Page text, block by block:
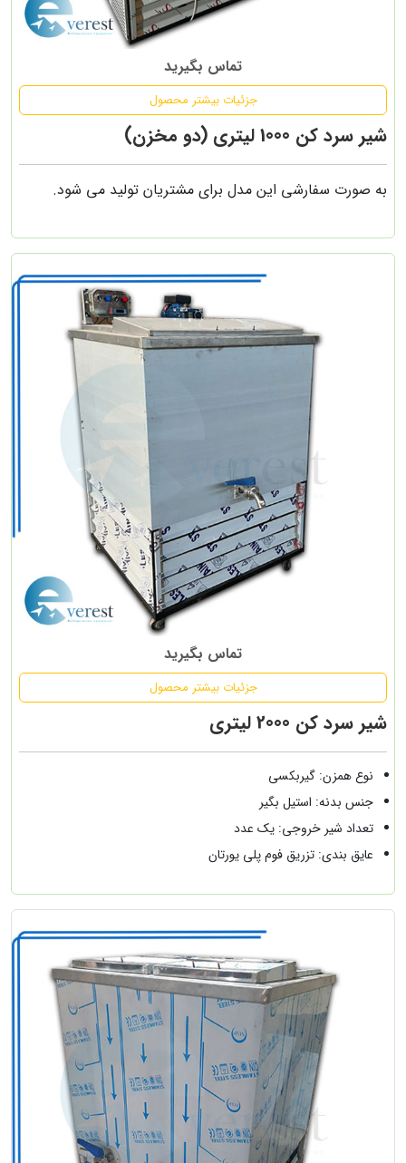
تماس بگیرید
جزئیات بیشتر محصول
شیر سرد کن 1000 لیتری (دو مخزن)
به صورت سفارشی این مدل برای مشتریان تولید می شود.
تماس بگیرید
جزئیات بیشتر محصول
شیر سرد کن 2000 لیتری
نوع همزن: گیربکسی
جنس بدنه: استیل بگیر
تعداد شیر خروجی: یک عدد
عایق بندی: تزریق فوم پلی یورتان